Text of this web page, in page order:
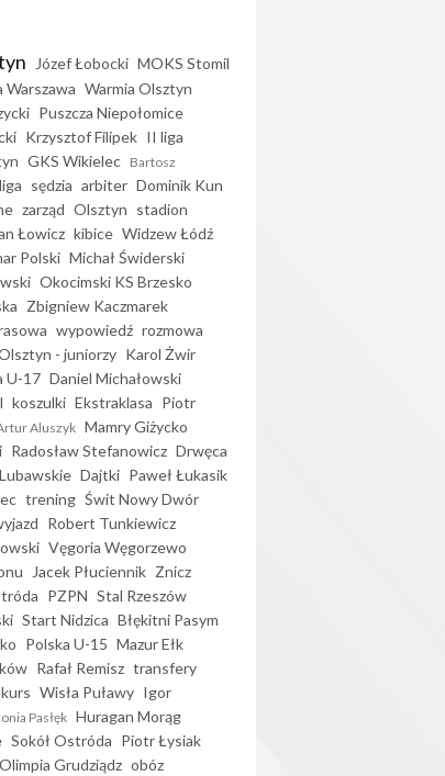
Józef Łobocki MOKS Stomil
Warszawa Warmia Olsztyn
Puszcza Niepołomice
Krzysztof Filipek II liga
GKS Wikielec Bartosz
sędzia arbiter Dominik Kun
zarząd Olsztyn stadion
Łowicz kibice Widzew Łódź
Polski Michał Świderski
Okocimski KS Brzesko
Zbigniew Kaczmarek
wypowiedź rozmowa
- juniorzy Karol Żwir
U-17 Daniel Michałowski
koszulki Ekstraklasa Piotr
Aluszyk Mamry Giżycko
Radosław Stefanowicz Drwęca
Dajtki Paweł Łukasik
trening Świt Nowy Dwór
Robert Tunkiewicz
Vęgoria Węgorzewo
Jacek Płuciennik Znicz
PZPN Stal Rzeszów
Start Nidzica Błękitni Pasym
Polska U-15 Mazur Ełk
Rafał Remisz transfery
Wisła Puławy Igor
Pasłęk Huragan Morąg
Sokół Ostróda Piotr Łysiak
Olimpia Grudziądz obóz